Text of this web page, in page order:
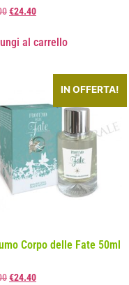
€24.40
al carrello
IN OFFERTA!
Corpo delle Fate 50ml
€24.40